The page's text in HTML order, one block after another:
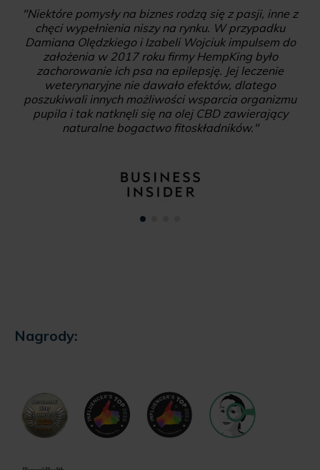
"Niektóre pomysły na biznes rodzą się z pasji, inne z
chęci wypełnienia niszy na rynku. W przypadku
Damiana Olędzkiego i Izabeli Wojciuk impulsem do
założenia w 2017 roku firmy HempKing było
zachorowanie ich psa na epilepsję. Jej leczenie
weterynaryjne nie dawało efektów, dlatego
poszukiwali innych możliwości wsparcia organizmu
pupila i tak natknęli się na olej CBD zawierający
naturalne bogactwo fitoskładników."
Nagrody: